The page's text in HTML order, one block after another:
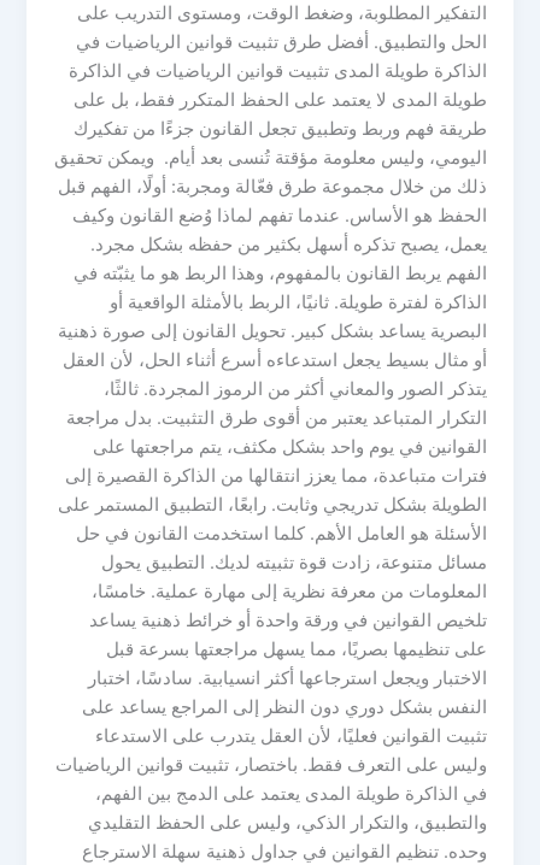
التفكير المطلوبة، وضغط الوقت، ومستوى التدريب على
الحل والتطبيق. أفضل طرق تثبيت قوانين الرياضيات في
الذاكرة طويلة المدى تثبيت قوانين الرياضيات في الذاكرة
طويلة المدى لا يعتمد على الحفظ المتكرر فقط، بل على
طريقة فهم وربط وتطبيق تجعل القانون جزءًا من تفكيرك
اليومي، وليس معلومة مؤقتة تُنسى بعد أيام. ويمكن تحقيق
ذلك من خلال مجموعة طرق فعّالة ومجربة: أولًا، الفهم قبل
الحفظ هو الأساس. عندما تفهم لماذا وُضع القانون وكيف
يعمل، يصبح تذكره أسهل بكثير من حفظه بشكل مجرد.
الفهم يربط القانون بالمفهوم، وهذا الربط هو ما يثبّته في
الذاكرة لفترة طويلة. ثانيًا، الربط بالأمثلة الواقعية أو
البصرية يساعد بشكل كبير. تحويل القانون إلى صورة ذهنية
أو مثال بسيط يجعل استدعاءه أسرع أثناء الحل، لأن العقل
يتذكر الصور والمعاني أكثر من الرموز المجردة. ثالثًا،
التكرار المتباعد يعتبر من أقوى طرق التثبيت. بدل مراجعة
القوانين في يوم واحد بشكل مكثف، يتم مراجعتها على
فترات متباعدة، مما يعزز انتقالها من الذاكرة القصيرة إلى
الطويلة بشكل تدريجي وثابت. رابعًا، التطبيق المستمر على
الأسئلة هو العامل الأهم. كلما استخدمت القانون في حل
مسائل متنوعة، زادت قوة تثبيته لديك. التطبيق يحول
المعلومات من معرفة نظرية إلى مهارة عملية. خامسًا،
تلخيص القوانين في ورقة واحدة أو خرائط ذهنية يساعد
على تنظيمها بصريًا، مما يسهل مراجعتها بسرعة قبل
الاختبار ويجعل استرجاعها أكثر انسيابية. سادسًا، اختبار
النفس بشكل دوري دون النظر إلى المراجع يساعد على
تثبيت القوانين فعليًا، لأن العقل يتدرب على الاستدعاء
وليس على التعرف فقط. باختصار، تثبيت قوانين الرياضيات
في الذاكرة طويلة المدى يعتمد على الدمج بين الفهم،
والتطبيق، والتكرار الذكي، وليس على الحفظ التقليدي
وحده. تنظيم القوانين في جداول ذهنية سهلة الاسترجاع